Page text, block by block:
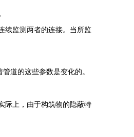
续监测两者的连接。当所监
道的这些参数是变化的。
际上，由于构筑物的隐蔽特